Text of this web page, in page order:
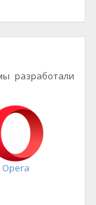
разработали
Opera